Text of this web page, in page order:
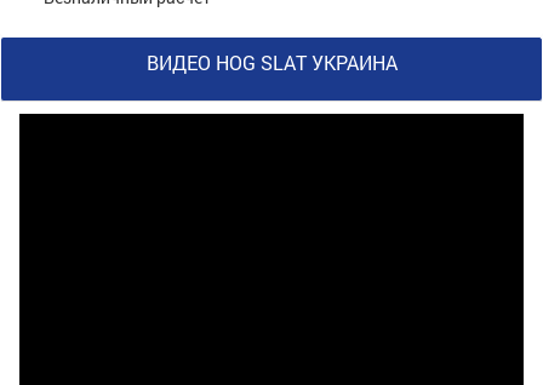
ВИДЕО HOG SLAT УКРАИНА